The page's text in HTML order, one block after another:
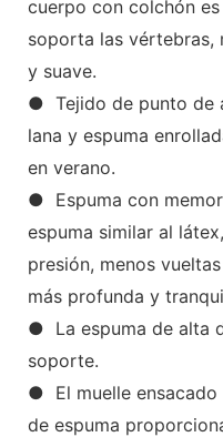
cuerpo con colchón
soporta las vértebras,
y suave.
● Tejido de punto de
lana y espuma
en verano.
● Espuma con
espuma similar al
presión, menos
más profunda y
● La espuma de alta
soporte.
● El muelle ensacado
de espuma